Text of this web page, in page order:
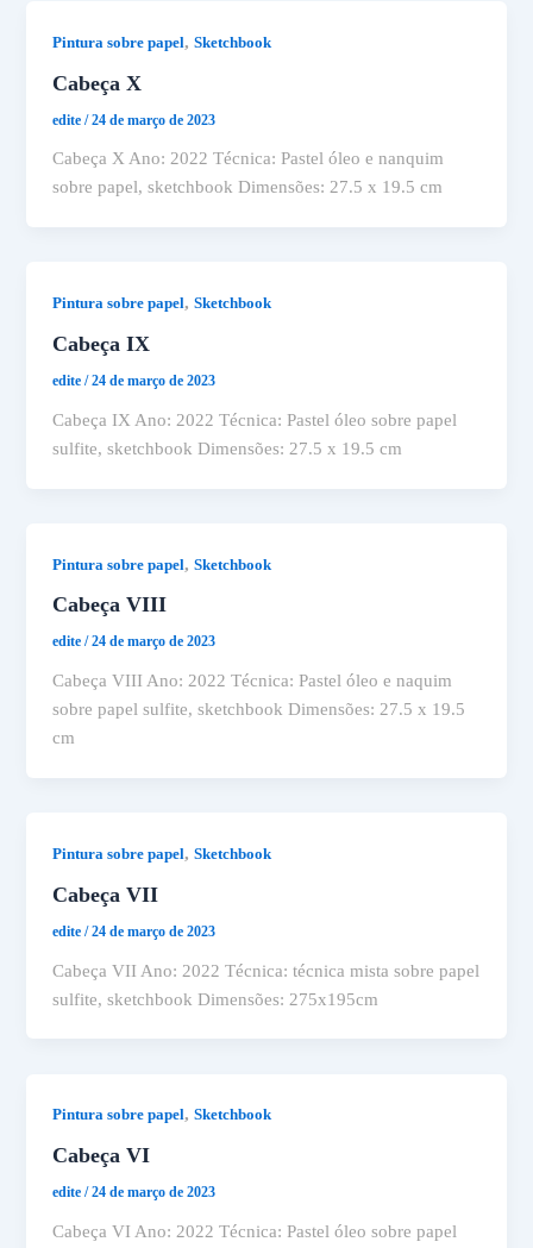
Pintura sobre papel,Sketchbook
Cabeça X
edite/24 de março de 2023
Cabeça X Ano: 2022 Técnica: Pastel óleo e nanquim
sobre papel, sketchbook Dimensões: 27.5 x 19.5 cm
Pintura sobre papel,Sketchbook
Cabeça IX
edite/24 de março de 2023
Cabeça IX Ano: 2022 Técnica: Pastel óleo sobre papel
sulfite, sketchbook Dimensões: 27.5 x 19.5 cm
Pintura sobre papel,Sketchbook
Cabeça VIII
edite/24 de março de 2023
Cabeça VIII Ano: 2022 Técnica: Pastel óleo e naquim
sobre papel sulfite, sketchbook Dimensões: 27.5 x 19.5
cm
Pintura sobre papel,Sketchbook
Cabeça VII
edite/24 de março de 2023
Cabeça VII Ano: 2022 Técnica: técnica mista sobre papel
sulfite, sketchbook Dimensões: 275x195cm
Pintura sobre papel,Sketchbook
Cabeça VI
edite/24 de março de 2023
Cabeça VI Ano: 2022 Técnica: Pastel óleo sobre papel